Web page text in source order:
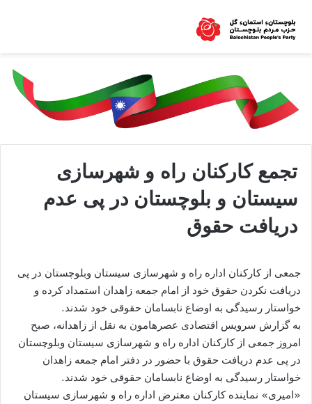
تجمع کارکنان راه و شهرسازی
سیستان و بلوچستان در پی عدم
دریافت حقوق
جمعی از کارکنان اداره راه و شهرسازی سیستان وبلوچستان در پی
دریافت نکردن حقوق خود از امام جمعه زاهدان استمداد کرده و
خواستار رسیدگی به اوضاع نابسامان حقوقی خود شدند.
به گزارش سرویس اقتصادی عصرهامون به نقل از زاهدانه، صبح
امروز جمعی از کارکنان اداره راه و شهرسازی سیستان وبلوچستان
در پی عدم دریافت حقوق با حضور در دفتر امام جمعه زاهدان
خواستار رسیدگی به اوضاع نابسامان حقوقی خود شدند.
«امیری» نماینده کارکنان معترض اداره راه و شهرسازی سیستان